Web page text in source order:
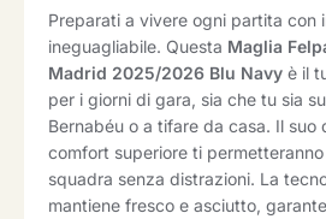
Preparati a vivere ogni partita con
ineguagliabile. Questa Maglia
Madrid 2025/2026 Blu Navy è il
per i giorni di gara, sia che tu sia
Bernabéu o a tifare da casa. Il suo
comfort superiore ti
squadra senza distrazioni. La
mantiene fresco e asciutto,